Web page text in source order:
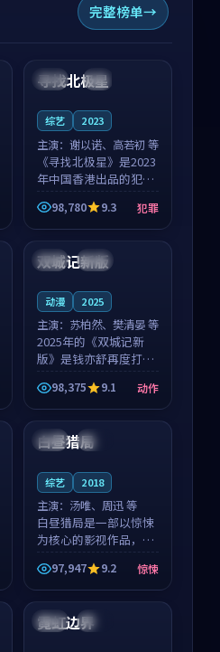
完整榜单
中国 4K
99:18
寻找北极星
综艺 2023
主演： 谢以诺、高若初 等
《寻找北极星》是2023
年中国香港出品的犯罪
新作，主创团队希望用
公路冒险的故事让观众
停下来想一想。谢以诺
领衔，高若初担任重要
角色，戚南柯的叙事
98,780 9.3 犯罪
中国 独播
双城记新版
动漫 2025
主演： 苏柏然、樊清晏 等
2025年的《双城记新
版》是钱亦舒再度打磨
的动作佳作。中国大陆
的取景与沙漠探险的氛
围相互成就，苏柏然与
樊清晏的对手戏自然克
制，让整部影片在悬念
98,375 9.1 动作
英国 高分
白昼猎局
综艺 2018
主演： 汤唯、周迅 等
白昼猎局是一部以惊悚
为核心的影视作品，围
绕危机、反转与人物成
长展开，整体节奏紧
凑，值得推荐观看。
97,947 9.2 惊悚
日本 高分
霓虹边界